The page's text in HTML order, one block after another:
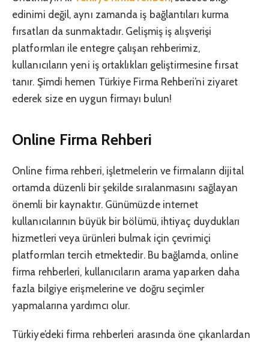
edinimi değil, aynı zamanda iş bağlantıları kurma
fırsatları da sunmaktadır. Gelişmiş iş alışverişi
platformları ile entegre çalışan rehberimiz,
kullanıcıların yeni iş ortaklıkları geliştirmesine fırsat
tanır. Şimdi hemen Türkiye Firma Rehberi’ni ziyaret
ederek size en uygun firmayı bulun!
Online Firma Rehberi
Online firma rehberi, işletmelerin ve firmaların dijital
ortamda düzenli bir şekilde sıralanmasını sağlayan
önemli bir kaynaktır. Günümüzde internet
kullanıcılarının büyük bir bölümü, ihtiyaç duydukları
hizmetleri veya ürünleri bulmak için çevrimiçi
platformları tercih etmektedir. Bu bağlamda, online
firma rehberleri, kullanıcıların arama yaparken daha
fazla bilgiye erişmelerine ve doğru seçimler
yapmalarına yardımcı olur.
Türkiye’deki firma rehberleri arasında öne çıkanlardan